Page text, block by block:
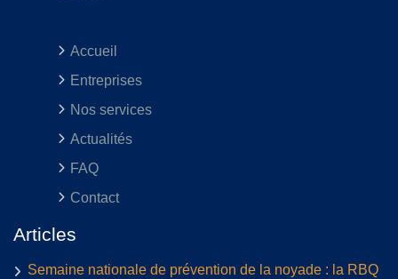
Accueil
Entreprises
Nos services
Actualités
FAQ
Contact
Articles
Semaine nationale de prévention de la noyade : la RBQ